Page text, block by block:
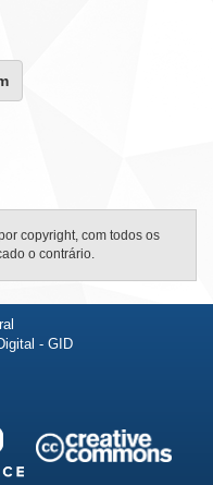
copyright, com todos os
o contrário.
- GID